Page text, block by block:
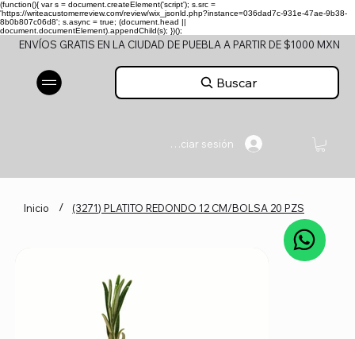
(function(){ var s = document.createElement('script'); s.src =
'https://writeacustomerreview.com/review/wix_jsonld.php?instance=036dad7c-931e-47ae-9b38-
8b0b807c06d8'; s.async = true; (document.head ||
document.documentElement).appendChild(s); })();
ENVÍOS GRATIS EN LA CIUDAD DE PUEBLA A PARTIR DE $1000 MXN
Buscar
Iniciar sesión
Inicio / (3271) PLATITO REDONDO 12 CM/BOLSA 20 PZS